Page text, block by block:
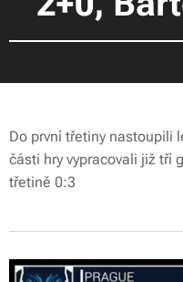
Do první třetiny nastoupili
části hry vypracovali již tří
třetině 0:3